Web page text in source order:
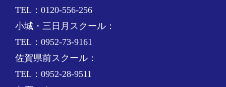
TEL：0120-556-256
小城・三日月スクール：
TEL：0952-73-9161
佐賀県前スクール：
TEL：0952-28-9511